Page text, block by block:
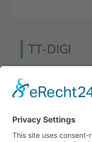
TT-DIGI
kürzester Zeit in
Einen
Therapeuten
Journalismus.